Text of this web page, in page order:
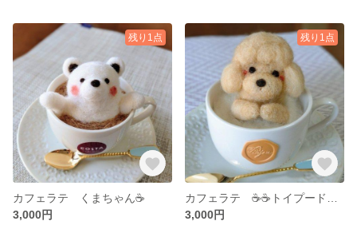
残り1点
カフェラテ くまちゃん☕
3,000円
残り1点
3,000円